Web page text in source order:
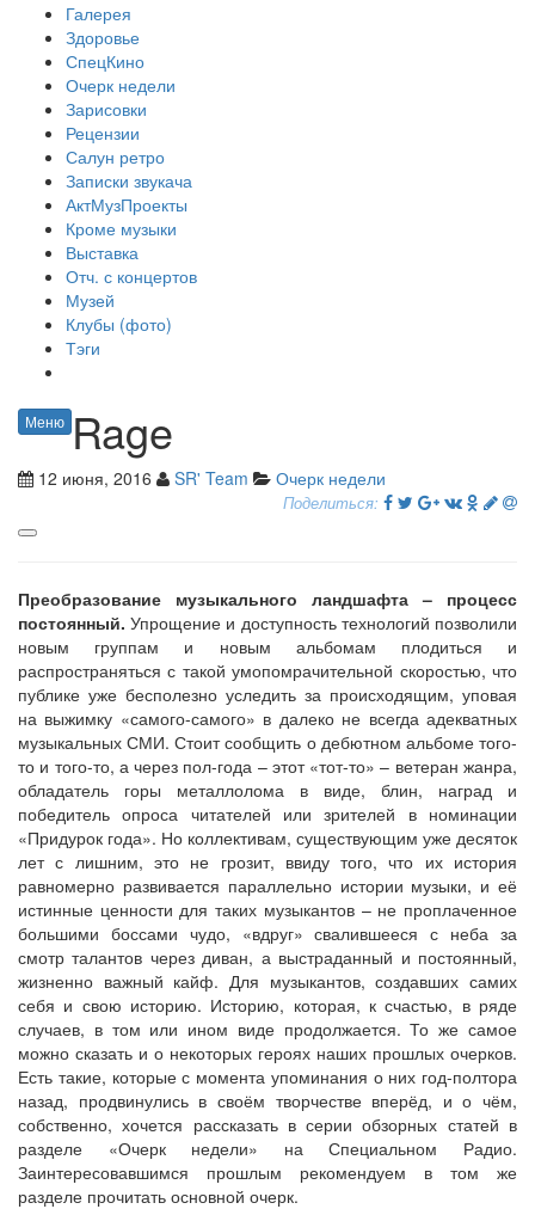
Галерея
Здоровье
СпецКино
Очерк недели
Зарисовки
Рецензии
Салун ретро
Записки звукача
АктМузПроекты
Кроме музыки
Выставка
Отч. с концертов
Музей
Клубы (фото)
Тэги
Меню Rage
12 июня, 2016 SR' Team Очерк недели
Поделиться:
Преобразование музыкального ландшафта – процесс
постоянный. Упрощение и доступность технологий позволили
новым группам и новым альбомам плодиться и
распространяться с такой умопомрачительной скоростью, что
публике уже бесполезно уследить за происходящим, уповая
на выжимку «самого-самого» в далеко не всегда адекватных
музыкальных СМИ. Стоит сообщить о дебютном альбоме того-
то и того-то, а через пол-года – этот «тот-то» – ветеран жанра,
обладатель горы металлолома в виде, блин, наград и
победитель опроса читателей или зрителей в номинации
«Придурок года». Но коллективам, существующим уже десяток
лет с лишним, это не грозит, ввиду того, что их история
равномерно развивается параллельно истории музыки, и её
истинные ценности для таких музыкантов – не проплаченное
большими боссами чудо, «вдруг» свалившееся с неба за
смотр талантов через диван, а выстраданный и постоянный,
жизненно важный кайф. Для музыкантов, создавших самих
себя и свою историю. Историю, которая, к счастью, в ряде
случаев, в том или ином виде продолжается. То же самое
можно сказать и о некоторых героях наших прошлых очерков.
Есть такие, которые с момента упоминания о них год-полтора
назад, продвинулись в своём творчестве вперёд, и о чём,
собственно, хочется рассказать в серии обзорных статей в
разделе «Очерк недели» на Специальном Радио.
Заинтересовавшимся прошлым рекомендуем в том же
разделе прочитать основной очерк.